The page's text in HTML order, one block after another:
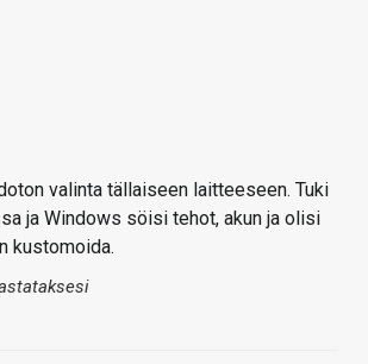
valinta tällaiseen laitteeseen. Tuki
ja Windows söisi tehot, akun ja olisi
kustomoida.